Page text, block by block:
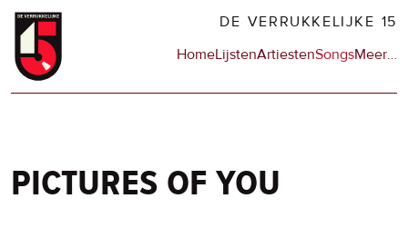
Overslaan
naar
DE VERRUKKELIJKE 15
Hoofdnavigatie
HomeLijstenArtiestenSongsMeerop
…
pictures of you